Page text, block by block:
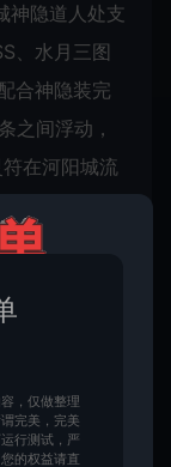
神隐道人处支
、水月三图
合神隐装完
之间浮动，
在河阳城流
道具与天命
飞跃，打宝
杀BOSS奖
，仅做整理
完美，完美
行测试，严
的权益请直